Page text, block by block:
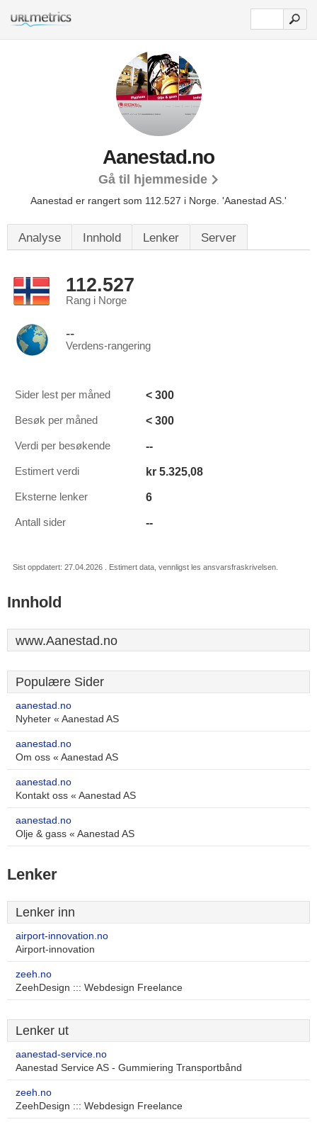
Aanestad.no
Gå til hjemmeside
Aanestad er rangert som 112.527 i Norge. 'Aanestad AS.'
Analyse Innhold Lenker Server
112.527
Rang i Norge
--
Verdens-rangering
Sider lest per måned < 300
Besøk per måned < 300
Verdi per besøkende --
Estimert verdi kr 5.325,08
Eksterne lenker 6
Antall sider --
Sist oppdatert: 27.04.2026 . Estimert data, vennligst les ansvarsfraskrivelsen.
Innhold
www.Aanestad.no
Populære Sider
aanestad.no
Nyheter « Aanestad AS
aanestad.no
Om oss « Aanestad AS
aanestad.no
Kontakt oss « Aanestad AS
aanestad.no
Olje & gass « Aanestad AS
Lenker
Lenker inn
airport-innovation.no
Airport-innovation
zeeh.no
ZeehDesign ::: Webdesign Freelance
Lenker ut
aanestad-service.no
Aanestad Service AS - Gummiering Transportbånd
zeeh.no
ZeehDesign ::: Webdesign Freelance